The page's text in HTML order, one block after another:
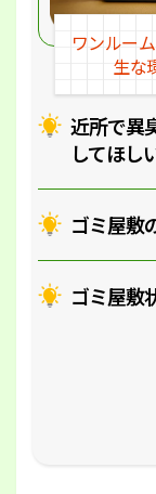
近所で異
してほし
ゴミ屋敷
ゴミ屋敷
ワンルー
生な